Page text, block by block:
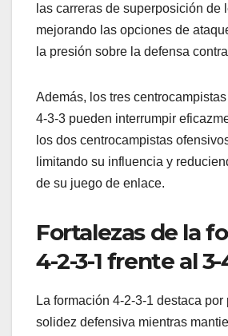
las carreras de superposición de
mejorando las opciones de
la presión sobre la defensa
Además, los tres
4-3-3 pueden interrumpir
los dos centrocampistas
limitando su influencia y
de su juego de enlace.
Fortalezas de la
4-2-3-1 frente al 3-
La formación 4-2-3-1 destaca
solidez defensiva mientras